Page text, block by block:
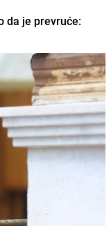
da je prevruće: